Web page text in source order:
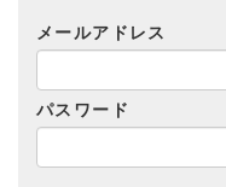
メールアドレス
パスワード